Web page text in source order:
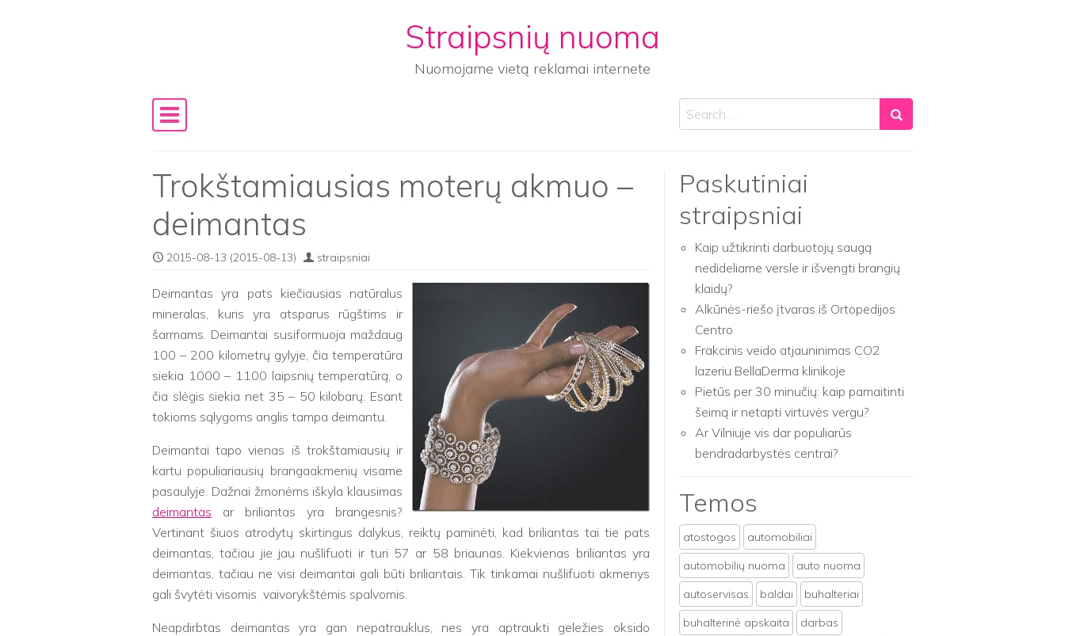
Straipsnių nuoma
Nuomojame vietą reklamai internete
Main Navigation
Search
Trokštamiausias moterų akmuo –
deimantas
2015-08-13 (2015-08-13) straipsniai
Deimantas yra pats kiečiausias natūralus
mineralas, kuris yra atsparus rūgštims ir
šarmams. Deimantai susiformuoja maždaug
100 – 200 kilometrų gylyje, čia temperatūra
siekia 1000 – 1100 laipsnių temperatūrą, o
čia slėgis siekia net 35 – 50 kilobarų. Esant
tokioms sąlygoms anglis tampa deimantu.
Deimantai tapo vienas iš trokštamiausių ir
kartu populiariausių brangaakmenių visame
pasaulyje. Dažnai žmonėms iškyla klausimas
deimantas ar briliantas yra brangesnis?
Vertinant šiuos atrodytų skirtingus dalykus, reiktų paminėti, kad briliantas tai tie pats
deimantas, tačiau jie jau nušlifuoti ir turi 57 ar 58 briaunas. Kiekvienas briliantas yra
deimantas, tačiau ne visi deimantai gali būti briliantais. Tik tinkamai nušlifuoti akmenys
gali švytėti visomis vaivorykštėmis spalvomis.
Neapdirbtas deimantas yra gan nepatrauklus, nes yra aptraukti geležies oksido
Paskutiniai
straipsniai
Kaip užtikrinti darbuotojų saugą
nedideliame versle ir išvengti brangių
klaidų?
Alkūnės-riešo įtvaras iš Ortopedijos
Centro
Frakcinis veido atjauninimas CO2
lazeriu BellaDerma klinikoje
Pietūs per 30 minučių: kaip pamaitinti
šeimą ir netapti virtuvės vergu?
Ar Vilniuje vis dar populiarūs
bendradarbystės centrai?
Temos
atostogos
automobiliai
automobilių nuoma
auto nuoma
autoservisas
baldai
buhalteriai
buhalterinė apskaita
darbas